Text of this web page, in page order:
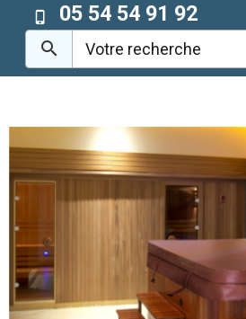
05 54 54 91 92